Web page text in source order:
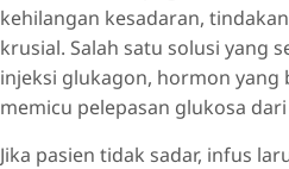
kehilangan kesadaran,
krusial. Salah satu solusi yang
injeksi glukagon, hormon
memicu pelepasan glukosa
Jika pasien tidak sadar, infus